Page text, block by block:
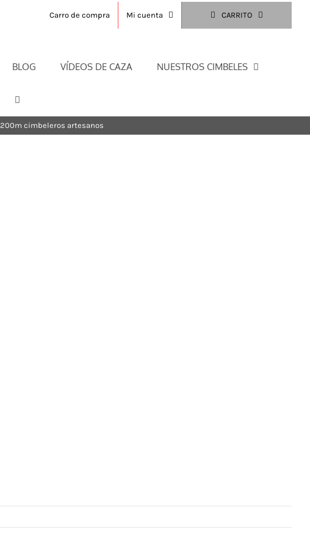
Carro de compra Mi cuenta CARRITO
BLOG VÍDEOS DE CAZA NUESTROS CIMBELES
cimbeleros artesanos